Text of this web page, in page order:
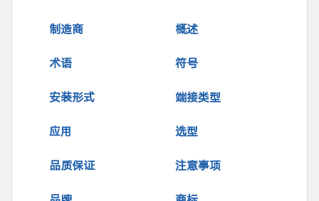
制造商 概述
术语 符号
安装形式 端接类型
应用 选型
品质保证 注意事项